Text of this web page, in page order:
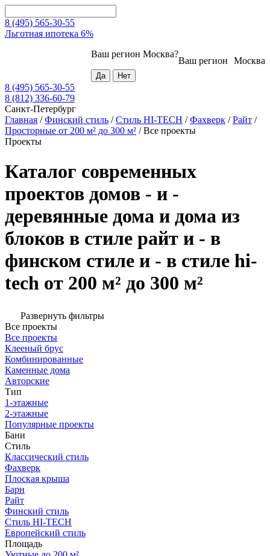
8 (495) 565-30-55
Льготная ипотека 6%
Москва
Ваш регион
Ваш регион Москва?
8 (495) 565-30-55
8 (812) 336-60-79
Санкт-Петербург
Главная /Финский стиль /Стиль HI-TECH /Фахверк /Райт /
Просторные от 200 м² до 300 м² /Все проекты
Проекты
Каталог современных
проектов домов - и -
деревянные дома и дома из
блоков в стиле райт и - в
финском стиле и - в стиле hi-
tech от 200 м² до 300 м²
Развернуть фильтры
Все проекты
Все проекты
Клееный брус
Комбинированные
Каменные дома
Авторские
Тип
1-этажные
2-этажные
Популярные проекты
Бани
Стиль
Классический стиль
Фахверк
Плоская крыша
Барн
Райт
Финский стиль
Стиль HI-TECH
Европейский стиль
Площадь